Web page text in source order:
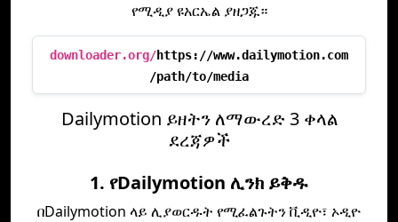
የሚዲያ ዩአርኤል ያዘጋጁ።
downloader.org/https://www.dailymotion.com
/path/to/media
Dailymotion ይዘትን ለማውረድ 3 ቀላል
ደረጃዎች
1. የDailymotion ሊንክ ይቅዱ
በDailymotion ላይ ሊያወርዱት የሚፈልጉትን ቪዲዮ፣ ኦዲዮ